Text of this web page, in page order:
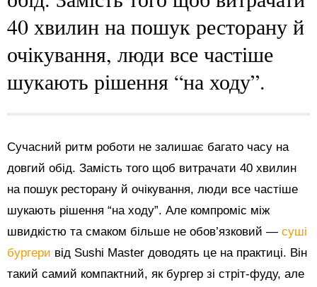
40 хвилин на пошук ресторану й
очікування, люди все частіше
шукають рішення “на ходу”.
Сучасний ритм роботи не залишає багато часу на
довгий обід. Замість того щоб витрачати 40 хвилин
на пошук ресторану й очікування, люди все частіше
шукають рішення “на ходу”. Але компроміс між
швидкістю та смаком більше не обов’язковий — суші
бургери від Sushi Master доводять це на практиці. Він
такий самий компактний, як бургер зі стріт-фуду, але